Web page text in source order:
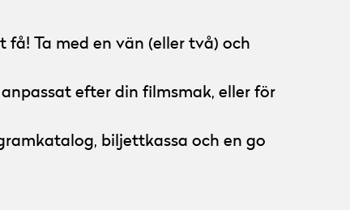
Ta med en vän (eller två) och
efter din filmsmak, eller för
biljettkassa och en go